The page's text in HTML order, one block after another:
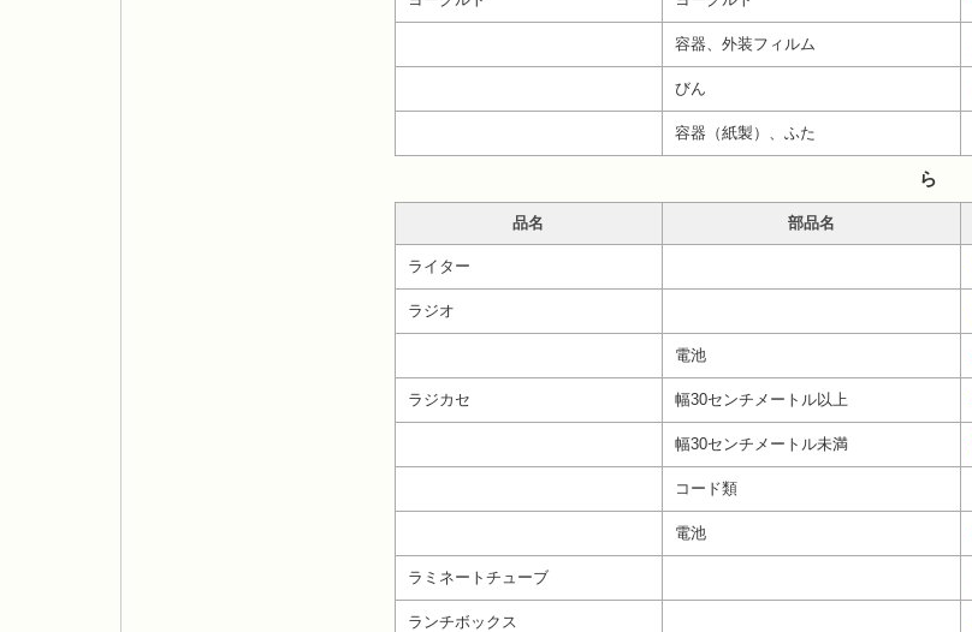
容器、外装フィルム
びん
容器（紙製）、ふた
ら
品名 部品名
ライター
ラジオ
電池
ラジカセ 幅30センチメートル以上
幅30センチメートル未満
コード類
電池
ラミネートチューブ
ランチボックス